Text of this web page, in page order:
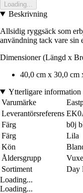
Loading...
Beskrivning
Allsidig ryggsäck som
användning tack vare sin
Dimensioner (Längd x
40,0 cm x 30,0 cm
Ytterligare information
Varumärke
Leverantörsreferens
Färg
b0j
Färg
Lila
Kön
Åldersgrupp
Sortiment
Day
Loading...
Loading...